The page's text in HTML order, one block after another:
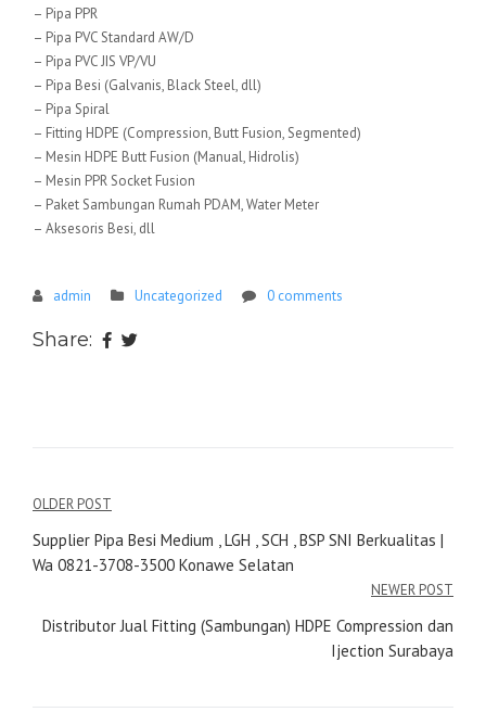
– Pipa PPR
– Pipa PVC Standard AW/D
– Pipa PVC JIS VP/VU
– Pipa Besi (Galvanis, Black Steel, dll)
– Pipa Spiral
– Fitting HDPE (Compression, Butt Fusion, Segmented)
– Mesin HDPE Butt Fusion (Manual, Hidrolis)
– Mesin PPR Socket Fusion
– Paket Sambungan Rumah PDAM, Water Meter
– Aksesoris Besi, dll
admin Uncategorized 0 comments
Share:
Navigasi
pos
OLDER POST
Supplier Pipa Besi Medium , LGH , SCH , BSP SNI Berkualitas |
Wa 0821-3708-3500 Konawe Selatan
NEWER POST
Distributor Jual Fitting (Sambungan) HDPE Compression dan
Ijection Surabaya